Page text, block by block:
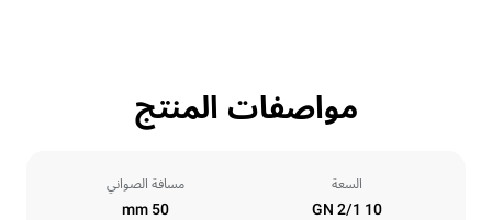
مواصفات المنتج
السعة
10 GN 2/1
مسافة الصواني
50 mm